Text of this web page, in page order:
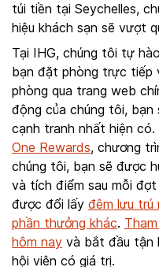
túi tiền tại Seychelles,
hiệu khách sạn sẽ vượt
Tại IHG, chúng tôi tự
bạn đặt phòng trực tiếp
phòng qua trang web
động của chúng tôi, bạn
cạnh tranh nhất hiện có.
One Rewards, chương
chúng tôi, bạn sẽ được
và tích điểm sau mỗi
được đổi lấy đêm lưu trú
phần thưởng khác.
hôm nay và bắt đầu tận
hội viên có giá trị.